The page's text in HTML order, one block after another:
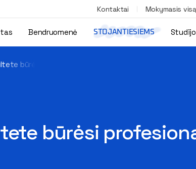
Kontaktai Mokymasis
Bendruomenė STOJANTIESIEMS
būrėsi profesionalai ir jaunieji kūrėjai
būrėsi